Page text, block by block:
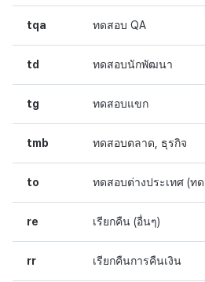
tqa ทดสอบ QA
td ทดสอบนักพัฒนา
tg ทดสอบแขก
tmb ทดสอบตลาด, ธุรกิจ
to ทดสอบต่างประเทศ (ท
re เรียกคืน (อื่นๆ)
rr เรียกคืนการคืนเงิน